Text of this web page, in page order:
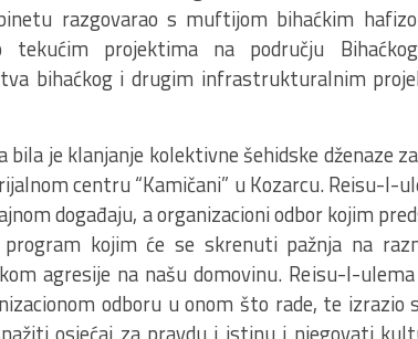
razgovarao s muftijom bihaćkim
tekućim projektima na području
bihaćkog i drugim infrastrukturalnim
bila je klanjanje kolektivne šehidske dženaze
centru “Kamičani” u Kozarcu. Reisu-l-
događaju, a organizacioni odbor kojim
kojim će se skrenuti pažnja na
agresije na našu domovinu. Reisu-l-
odboru u onom što rade, te izrazio